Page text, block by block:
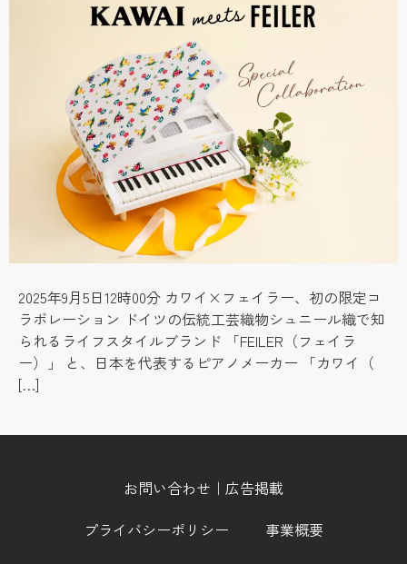
2025年9月5日12時00分 カワイ×フェイラー、初の限定コ
ラボレーション ドイツの伝統工芸織物シュニール織で知
られるライフスタイルブランド 「FEILER（フェイラ
ー）」 と、日本を代表するピアノメーカー 「カワイ（
[…]
お問い合わせ｜広告掲載
プライバシーポリシー
事業概要